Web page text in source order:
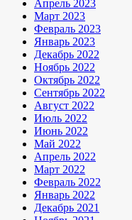
Апрель 2023
Март 2023
Февраль 2023
Январь 2023
Декабрь 2022
Ноябрь 2022
Октябрь 2022
Сентябрь 2022
Август 2022
Июль 2022
Июнь 2022
Май 2022
Апрель 2022
Март 2022
Февраль 2022
Январь 2022
Декабрь 2021